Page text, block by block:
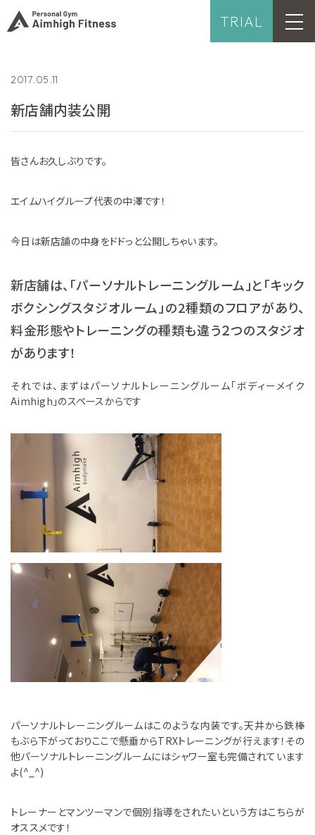
TRIAL
2017.05.11
新店舗内装公開
皆さんお久しぶりです。
エイムハイグループ代表の中澤です！
今日は新店舗の中身をドドっと公開しちゃいます。
新店舗は、「パーソナルトレーニングルーム」と「キック
ボクシングスタジオルーム」の2種類のフロアがあり、
料金形態やトレーニングの種類も違う２つのスタジオ
があります！
それでは、まずはパーソナルトレーニングルーム「ボディーメイク
Aimhigh」のスペースからです
パーソナルトレーニングルームはこのような内装です。天井から鉄棒
もぶら下がっておりここで懸垂からTRXトレーニングが行えます！その
他パーソナルトレーニングルームにはシャワー室も完備されています
よ(^_^)
トレーナーとマンツーマンで個別指導をされたいという方はこちらが
オススメです！